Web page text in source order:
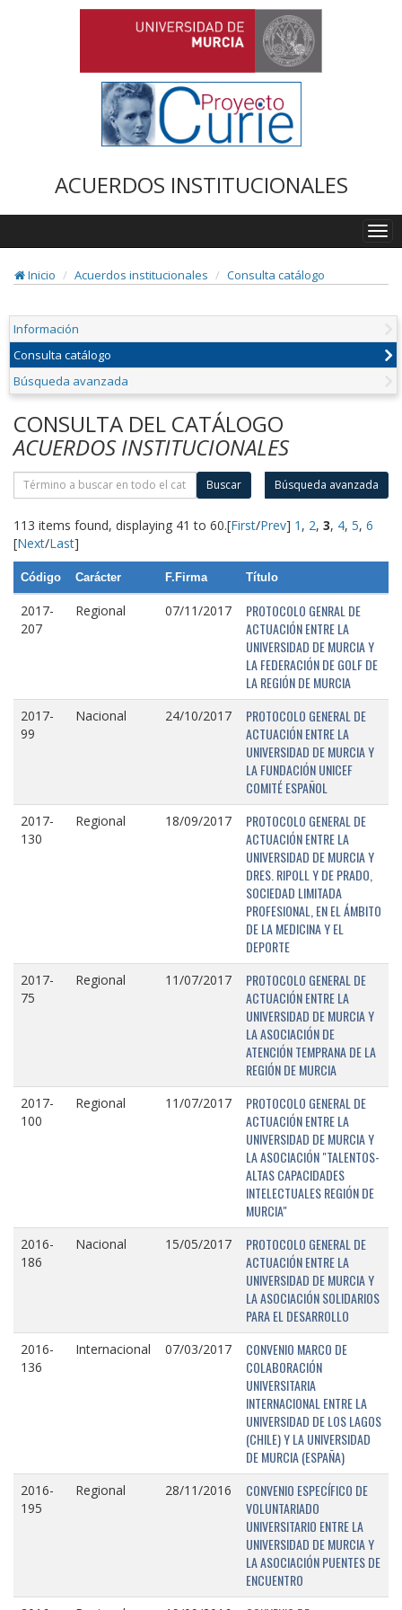
ACUERDOS INSTITUCIONALES
Inicio
Acuerdos institucionales Consulta catálogo
Información
Consulta catálogo
Búsqueda avanzada
CONSULTA DEL CATÁLOGO
ACUERDOS INSTITUCIONALES
Buscar Búsqueda avanzada
113 items found, displaying 41 to 60.[First/Prev] 1 , 2, 3, 4, 5, 6
[Next/Last]
Código Carácter F.Firma Título
2017-
207
Regional 07/11/2017
PROTOCOLO GENRAL DE
ACTUACIÓN ENTRE LA
UNIVERSIDAD DE MURCIA Y
LA FEDERACIÓN DE GOLF DE
LA REGIÓN DE MURCIA
2017-
99
Nacional 24/10/2017
PROTOCOLO GENERAL DE
ACTUACIÓN ENTRE LA
UNIVERSIDAD DE MURCIA Y
LA FUNDACIÓN UNICEF
COMITÉ ESPAÑOL
2017-
130
Regional 18/09/2017
PROTOCOLO GENERAL DE
ACTUACIÓN ENTRE LA
UNIVERSIDAD DE MURCIA Y
DRES. RIPOLL Y DE PRADO,
SOCIEDAD LIMITADA
PROFESIONAL, EN EL ÁMBITO
DE LA MEDICINA Y EL
DEPORTE
2017-
75
Regional 11/07/2017
PROTOCOLO GENERAL DE
ACTUACIÓN ENTRE LA
UNIVERSIDAD DE MURCIA Y
LA ASOCIACIÓN DE
ATENCIÓN TEMPRANA DE LA
REGIÓN DE MURCIA
2017-
100
Regional 11/07/2017
PROTOCOLO GENERAL DE
ACTUACIÓN ENTRE LA
UNIVERSIDAD DE MURCIA Y
LA ASOCIACIÓN "TALENTOS-
ALTAS CAPACIDADES
INTELECTUALES REGIÓN DE
MURCIA"
2016-
186
Nacional 15/05/2017
PROTOCOLO GENERAL DE
ACTUACIÓN ENTRE LA
UNIVERSIDAD DE MURCIA Y
LA ASOCIACIÓN SOLIDARIOS
PARA EL DESARROLLO
2016-
136
Internacional 07/03/2017
CONVENIO MARCO DE
COLABORACIÓN
UNIVERSITARIA
INTERNACIONAL ENTRE LA
UNIVERSIDAD DE LOS LAGOS
(CHILE) Y LA UNIVERSIDAD
DE MURCIA (ESPAÑA)
2016-
195
Regional 28/11/2016
CONVENIO ESPECÍFICO DE
VOLUNTARIADO
UNIVERSITARIO ENTRE LA
UNIVERSIDAD DE MURCIA Y
LA ASOCIACIÓN PUENTES DE
ENCUENTRO